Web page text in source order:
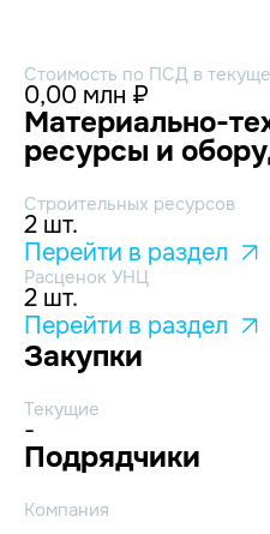
Стоимость по ПСД в
0,00 млн ₽
Материально-
ресурсы и
Строительных ресурсов
2 шт.
Перейти в раздел
Расценок УНЦ
2 шт.
Перейти в раздел
Закупки
Текущие
-
Подрядчики
Компания